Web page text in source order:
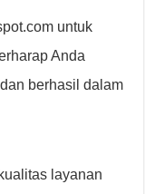
untuk
Anda
berhasil dalam
layanan